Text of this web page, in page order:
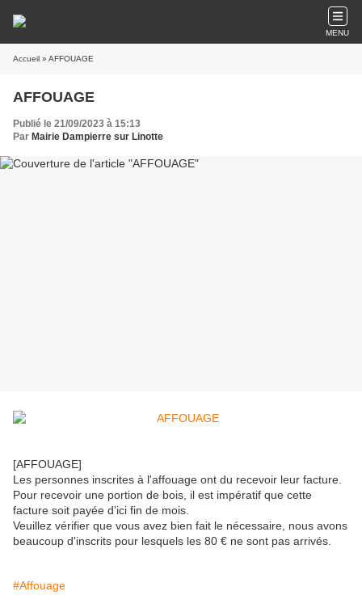
MENU
Accueil » AFFOUAGE
AFFOUAGE
Publié le 21/09/2023 à 15:13
Par Mairie Dampierre sur Linotte
[AFFOUAGE]
Les personnes inscrites à l'affouage ont du recevoir leur facture.
Pour recevoir une portion de bois, il est impératif que cette
facture soit payée d'ici fin de mois.
Veuillez vérifier que vous avez bien fait le nécessaire, nous avons
beaucoup d'inscrits pour lesquels les 80 € ne sont pas arrivés.
#Affouage